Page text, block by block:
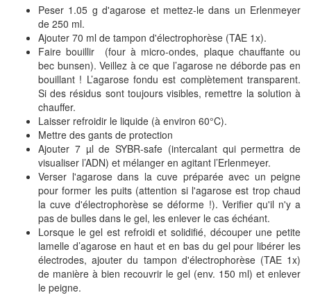
Peser 1.05 g d'agarose et mettez-le dans un Erlenmeyer
de 250 ml.
Ajouter 70 ml de tampon d'électrophorèse (TAE 1x).
Faire bouillir (four à micro-ondes, plaque chauffante ou
bec bunsen).Veillez à ce que l’agarose ne déborde pas en
bouillant ! L’agarose fondu est complètement transparent.
Si des résidus sont toujours visibles, remettre la solution à
chauffer.
Laisser refroidir le liquide (à environ 60°C).
Mettre des gants de protection
Ajouter 7 µl de SYBR-safe (intercalant qui permettra de
visualiser l’ADN) et mélanger en agitant l’Erlenmeyer.
Verser l'agarose dans la cuve préparée avec un peigne
pour former les puits (attention si l'agarose est trop chaud
la cuve d'électrophorèse se déforme !). Verifier qu'il n'y a
pas de bulles dans le gel, les enlever le cas échéant.
Lorsque le gel est refroidi et solidifié, découper une petite
lamelle d’agarose en haut et en bas du gel pour libérer les
électrodes, ajouter du tampon d'électrophorèse (TAE 1x)
de manière à bien recouvrir le gel (env. 150 ml) et enlever
le peigne.